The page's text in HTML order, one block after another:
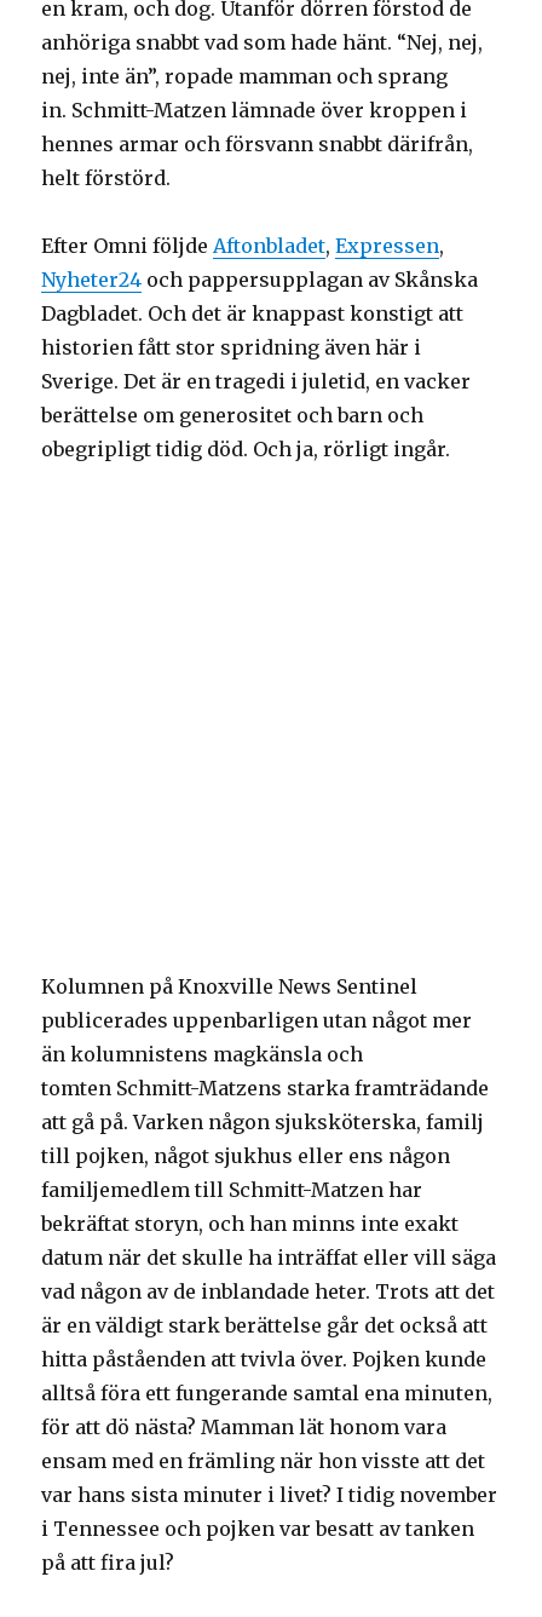
en kram, och dog. Utanför dörren förstod de
anhöriga snabbt vad som hade hänt. “Nej, nej,
nej, inte än”, ropade mamman och sprang
in. Schmitt-Matzen lämnade över kroppen i
hennes armar och försvann snabbt därifrån,
helt förstörd.
Efter Omni följdeAftonbladet,Expressen,
Nyheter24 och pappersupplagan av Skånska
Dagbladet. Och det är knappast konstigt att
historien fått stor spridning även här i
Sverige. Det är en tragedi i juletid, en vacker
berättelse om generositet och barn och
obegripligt tidig död. Och ja, rörligt ingår.
Kolumnen på Knoxville News Sentinel
publicerades uppenbarligen utan något mer
än kolumnistens magkänsla och
tomten Schmitt-Matzens starka framträdande
att gå på. Varken någon sjuksköterska, familj
till pojken, något sjukhus eller ens någon
familjemedlem till Schmitt-Matzen har
bekräftat storyn, och han minns inte exakt
datum när det skulle ha inträffat eller vill säga
vad någon av de inblandade heter. Trots att det
är en väldigt stark berättelse går det också att
hitta påståenden att tvivla över. Pojken kunde
alltså föra ett fungerande samtal ena minuten,
för att dö nästa? Mamman lät honom vara
ensam med en främling när hon visste att det
var hans sista minuter i livet? I tidig november
i Tennessee och pojken var besatt av tanken
på att fira jul?